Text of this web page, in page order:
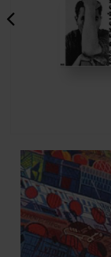
Zdzisław Beksiński
"Foto Beksiński"
89,00 zł